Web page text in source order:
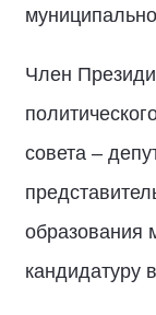
Член
совета –
образования
кандидатуру